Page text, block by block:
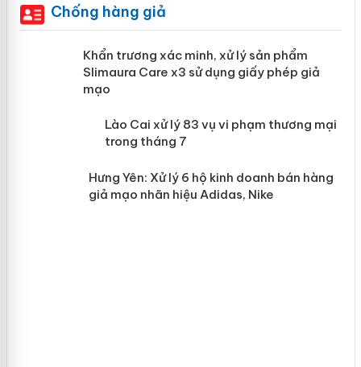
Chống hàng giả
Khẩn trương xác minh, xử lý sản phẩm
Slimaura Care x3 sử dụng giấy phép giả
mạo
Lào Cai xử lý 83 vụ vi phạm thương
mại trong tháng 7